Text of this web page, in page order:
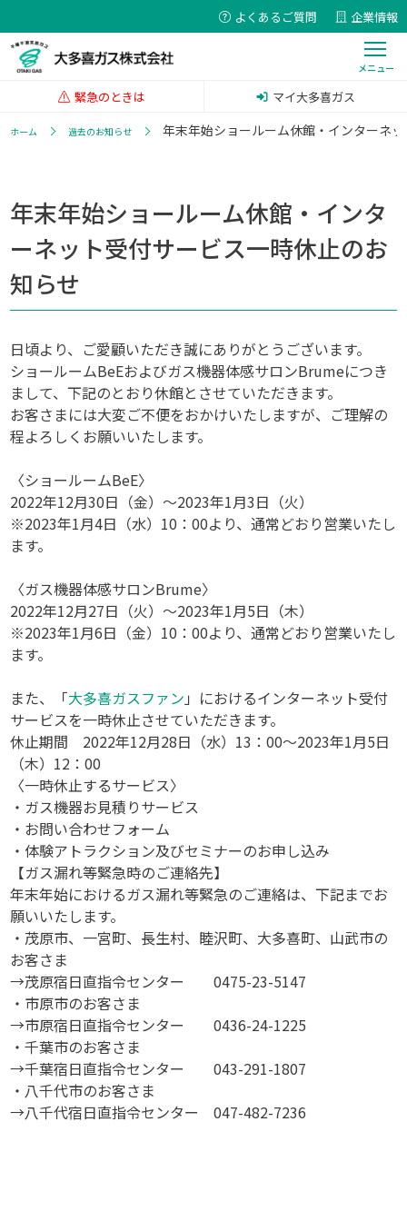
よくあるご質問 企業情報
緊急のときは マイ大多喜ガス
ホーム 過去のお知らせ 年末年始ショールーム休館・インターネ
年末年始ショールーム休館・インタ
ーネット受付サービス一時休止のお
知らせ
日頃より、ご愛顧いただき誠にありがとうございます。
ショールームBeEおよびガス機器体感サロンBrumeにつき
まして、下記のとおり休館とさせていただきます。
お客さまには大変ご不便をおかけいたしますが、ご理解の
程よろしくお願いいたします。
〈ショールームBeE〉
2022年12月30日（金）～2023年1月3日（火）
※2023年1月4日（水）10：00より、通常どおり営業いたし
ます。
〈ガス機器体感サロンBrume〉
2022年12月27日（火）～2023年1月5日（木）
※2023年1月6日（金）10：00より、通常どおり営業いたし
ます。
また、「大多喜ガスファン 」におけるインターネット受付
サービスを一時休止させていただきます。
休止期間 2022年12月28日（水）13：00～2023年1月5日
（木）12：00
〈一時休止するサービス〉
・ガス機器お見積りサービス
・お問い合わせフォーム
・体験アトラクション及びセミナーのお申し込み
【ガス漏れ等緊急時のご連絡先】
年末年始におけるガス漏れ等緊急のご連絡は、下記までお
願いいたします。
・茂原市、一宮町、長生村、睦沢町、大多喜町、山武市の
お客さま
→茂原宿日直指令センター 0475-23-5147
・市原市のお客さま
→市原宿日直指令センター 0436-24-1225
・千葉市のお客さま
→千葉宿日直指令センター 043-291-1807
・八千代市のお客さま
→八千代宿日直指令センター 047-482-7236